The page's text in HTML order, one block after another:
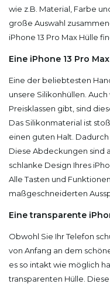
wie z.B. Material, Farbe
große Auswahl
iPhone 13 Pro Max Hülle
Eine iPhone 13 Pro
Eine der beliebtesten
unsere Silikonhüllen.
Preisklassen gibt, sind
Das Silikonmaterial ist
einen guten Halt.
Diese Abdeckungen sind
schlanke Design Ihres
Alle Tasten und
maßgeschneiderten
Eine transparente
Obwohl Sie Ihr Telefon
von Anfang an dem
es so intakt wie möglich
transparenten Hülle.